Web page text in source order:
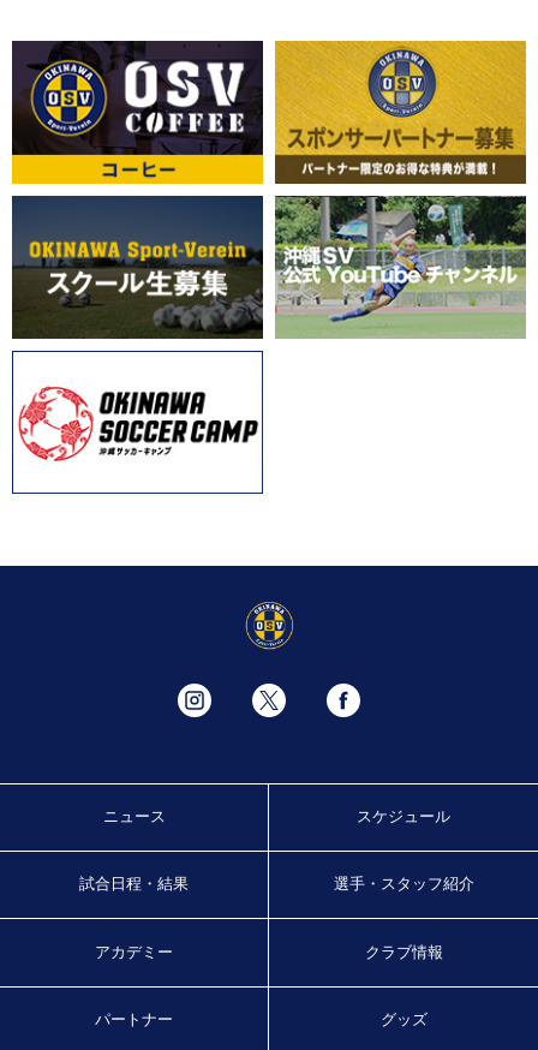
ニュース スケジュール
試合日程・結果 選手・スタッフ紹介
アカデミー クラブ情報
パートナー グッズ